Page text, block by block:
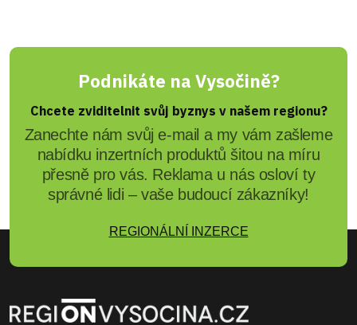
Podnikáte na Vysočině?
Chcete zviditelnit svůj byznys v našem regionu?
Zanechte nám svůj e-mail a my vám zašleme
nabídku inzertních produktů šitou na míru
přesně pro vás. Reklama u nás osloví ty
správné lidi – vaše budoucí zákazníky!
REGIONÁLNÍ INZERCE